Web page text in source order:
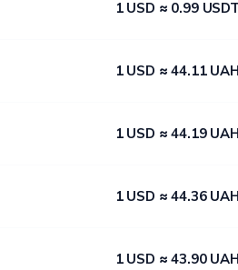
1​ USD ≈ 0​.9​9​ USDT
1​ USD ≈ 4​4​.1​1​ UAH
1​ USD ≈ 4​4​.1​9​ UAH
1​ USD ≈ 4​4​.3​6​ UAH
1​ USD ≈ 4​3​.9​0​ UAH